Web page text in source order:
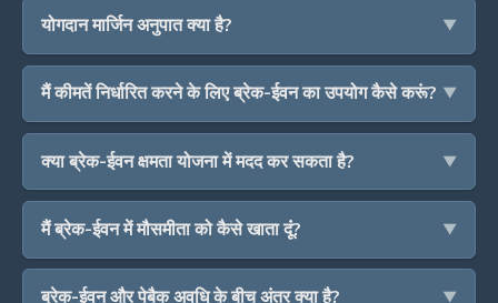
योगदान मार्जिन अनुपात क्या है?
मैं कीमतें निर्धारित करने के लिए ब्रेक-ईवन का उपयोग कैसे करूं?
क्या ब्रेक-ईवन क्षमता योजना में मदद कर सकता है?
मैं ब्रेक-ईवन में मौसमीता को कैसे खाता दूंं?
ब्रेक-ईवन और पेबैक अवधि के बीच अंतर क्या है?